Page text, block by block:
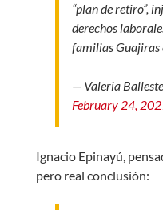
“plan de retiro”,
derechos
familias Guajiras
— Valeria
February 24,
Ignacio Epinayú,
pero real conclusión: